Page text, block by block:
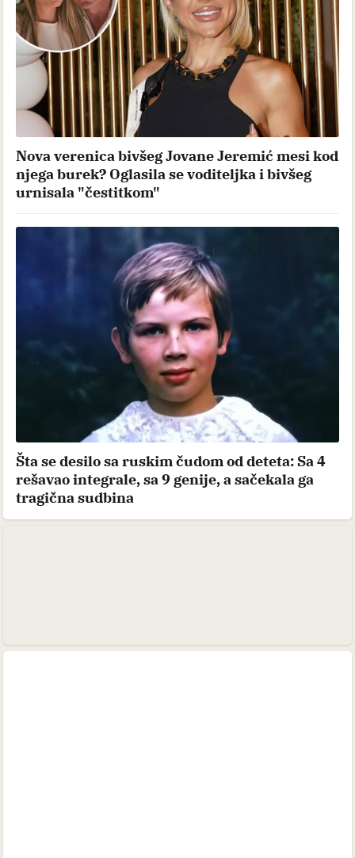
Nova verenica bivšeg Jovane Jeremić mesi kod
njega burek? Oglasila se voditeljka i bivšeg
urnisala "čestitkom"
Šta se desilo sa ruskim čudom od deteta: Sa 4
rešavao integrale, sa 9 genije, a sačekala ga
tragična sudbina